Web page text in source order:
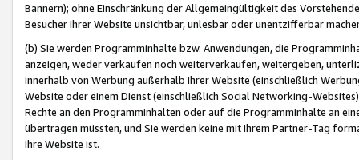
Bannern); ohne Einschränkung der Allgemeingültigkeit des
Besucher Ihrer Website unsichtbar, unlesbar oder unentzifferbar
(b) Sie werden Programminhalte bzw. Anwendungen, die
anzeigen, weder verkaufen noch weiterverkaufen, weitergeben,
innerhalb von Werbung außerhalb Ihrer Website (einschließlich
Website oder einem Dienst (einschließlich Social Networking-
Rechte an den Programminhalten oder auf die Programminhalte an
übertragen müssten, und Sie werden keine mit Ihrem Partner-Tag
Ihre Website ist.